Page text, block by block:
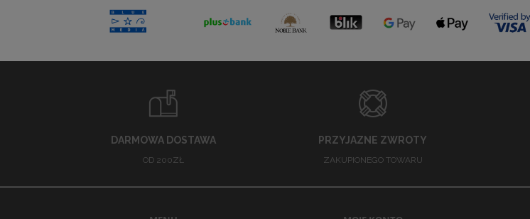
DARMOWA DOSTAWA
OD 200ZŁ
PRZYJAZNE ZWROTY
ZAKUPIONEGO TOWARU